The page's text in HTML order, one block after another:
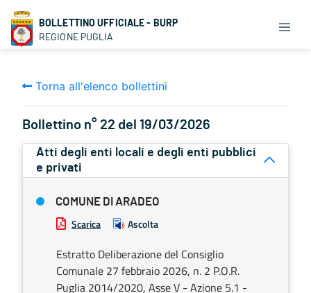
BOLLETTINO UFFICIALE - BURP
REGIONE PUGLIA
Torna all'elenco bollettini
Bollettino n° 22 del 19/03/2026
Atti degli enti locali e degli enti pubblici
e privati
COMUNE DI ARADEO
Scarica Ascolta
Estratto Deliberazione del Consiglio
Comunale 27 febbraio 2026, n. 2 P.O.R.
Puglia 2014/2020, Asse V - Azione 5.1 -